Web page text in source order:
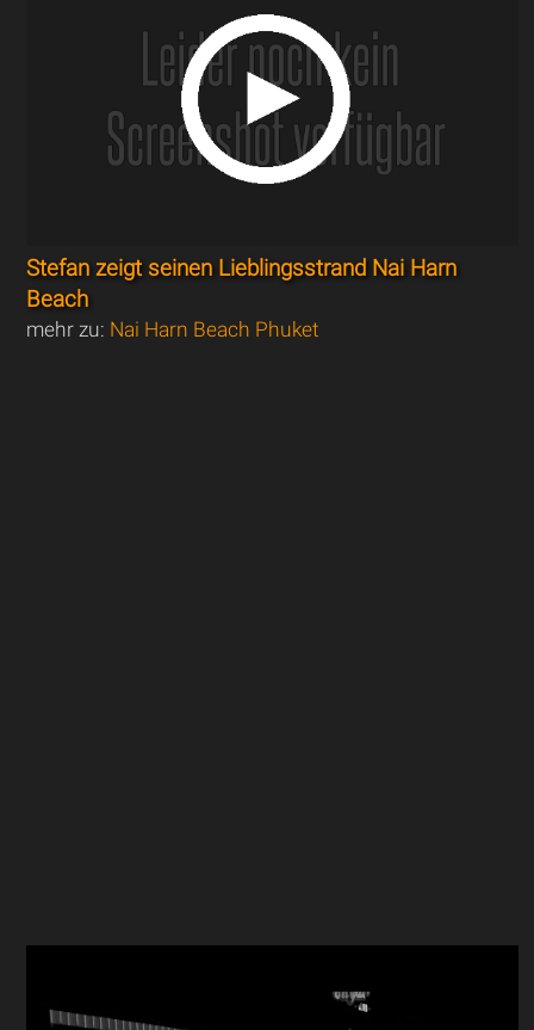
Stefan zeigt seinen Lieblingsstrand Nai Harn
Beach
mehr zu: Nai Harn Beach Phuket